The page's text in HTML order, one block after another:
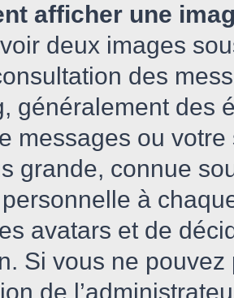
afficher une
deux images
des
généralement des
messages ou
grande, connue
à
avatars et de
Si vous ne pouvez
de